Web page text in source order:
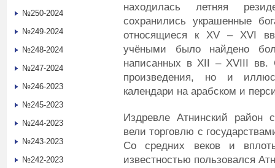
находилась летняя
сохранились украшенные
относящиеся к XV – XVI
учёными было найдено
написанных в XII – XVIII вв.
произведения, но и
календари на арабском и
Издревле Атнинский район
вели торговлю с
Со средних веков и
известностью пользовался
№250-2024
№249-2024
№248-2024
№247-2024
№246-2023
№245-2023
№244-2023
№243-2023
№242-2023